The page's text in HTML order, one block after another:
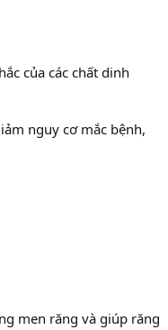
của các chất dinh
nguy cơ mắc bệnh,
men răng và giúp răng